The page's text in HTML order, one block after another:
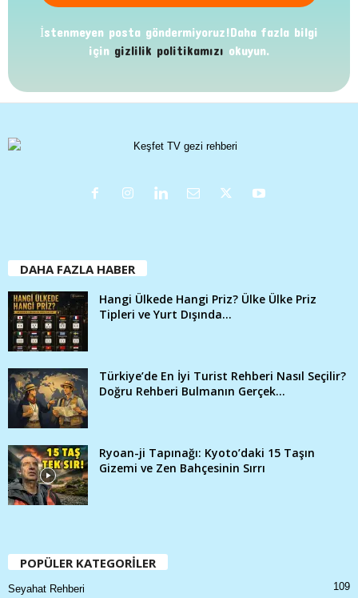
İstenmeyen posta göndermiyoruz!Daha fazla bilgi
için gizlilik politikamızı okuyun.
DAHA FAZLA HABER
Hangi Ülkede Hangi Priz? Ülke Ülke Priz
Tipleri ve Yurt Dışında...
Türkiye’de En İyi Turist Rehberi Nasıl Seçilir?
Doğru Rehberi Bulmanın Gerçek...
Ryoan-ji Tapınağı: Kyoto’daki 15 Taşın
Gizemi ve Zen Bahçesinin Sırrı
POPÜLER KATEGORİLER
Seyahat Rehberi 109